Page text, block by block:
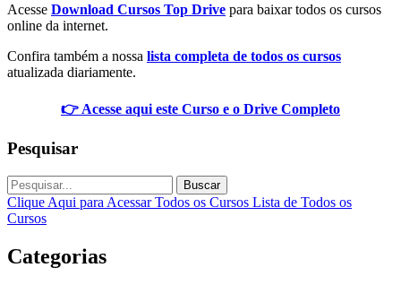
Acesse Download Cursos Top Drive para baixar todos os cursos
online da internet.
Confira também a nossa lista completa de todos os cursos
atualizada diariamente.
👉 Acesse aqui este Curso e o Drive Completo
Pesquisar
Buscar
Clique Aqui para Acessar Todos os Cursos Lista de Todos os
Cursos
Categorias